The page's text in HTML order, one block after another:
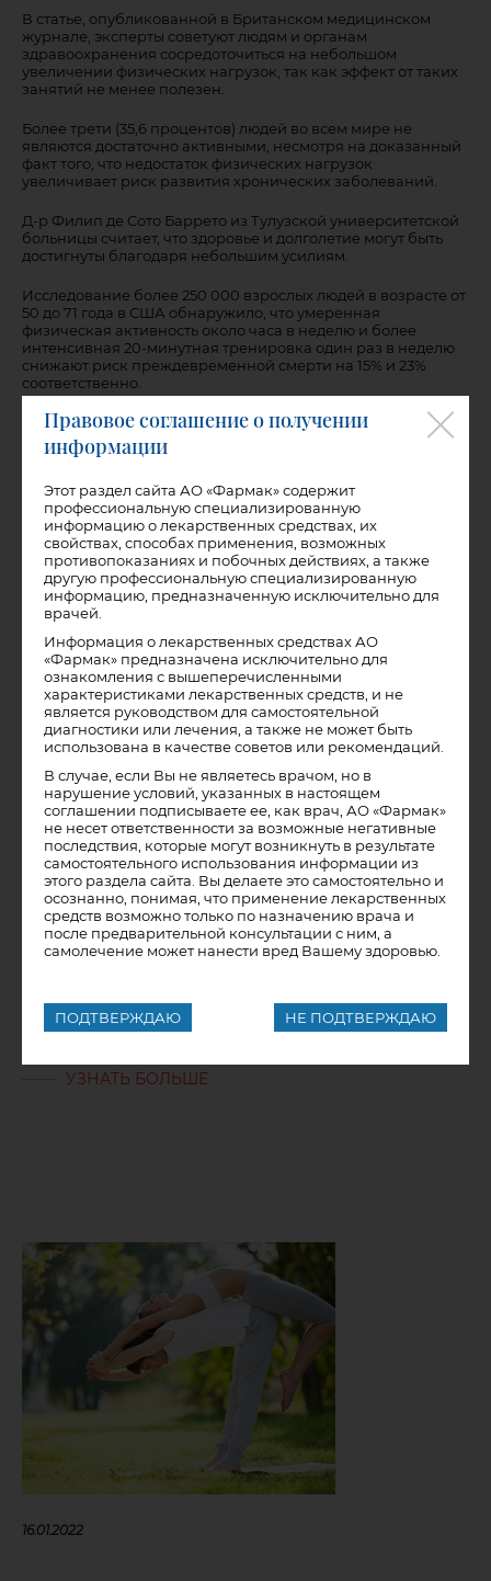
В статье, опубликованной в Британском медицинском
журнале, эксперты советуют людям и органам
здравоохранения сосредоточиться на небольшом
увеличении физических нагрузок, так как эффект от таких
занятий не менее полезен.
Более трети (35,6 процентов) людей во всем мире не
являются достаточно активными, несмотря на доказанный
факт того, что недостаток физических нагрузок
увеличивает риск развития хронических заболеваний.
Д-р Филип де Сото Баррето из Тулузской университетской
больницы считает, что здоровье и долголетие могут быть
достигнуты благодаря небольшим усилиям.
Исследование более 250 000 взрослых людей в возрасте от
50 до 71 года в США обнаружило, что умеренная
физическая активность около часа в неделю и более
интенсивная 20-минутная тренировка один раз в неделю
снижают риск преждевременной смерти на 15% и 23%
соответственно.
А обзор других шести исследований обнаружил 19-
процентное сокращение риска смерти среди людей,
которые гуляют на свежем воздухе более часа в неделю по
19.04.2022
Как предотвратить грипп и
ОРВИ
УЗНАТЬ БОЛЬШЕ
16.01.2022
Правовое соглашение о получении
информации
Этот раздел сайта АО «Фармак» содержит
профессиональную специализированную
информацию о лекарственных средствах, их
свойствах, способах применения, возможных
противопоказаниях и побочных действиях, а также
другую профессиональную специализированную
информацию, предназначенную исключительно для
врачей.
Информация о лекарственных средствах АО
«Фармак» предназначена исключительно для
ознакомления с вышеперечисленными
характеристиками лекарственных средств, и не
является руководством для самостоятельной
диагностики или лечения, а также не может быть
использована в качестве советов или рекомендаций.
В случае, если Вы не являетесь врачом, но в
нарушение условий, указанных в настоящем
соглашении подписываете ее, как врач, АО «Фармак»
не несет ответственности за возможные негативные
последствия, которые могут возникнуть в результате
самостоятельного использования информации из
этого раздела сайта. Вы делаете это самостоятельно и
осознанно, понимая, что применение лекарственных
средств возможно только по назначению врача и
после предварительной консультации с ним, а
самолечение может нанести вред Вашему здоровью.
ПОДТВЕРЖДАЮ НЕ ПОДТВЕРЖДАЮ